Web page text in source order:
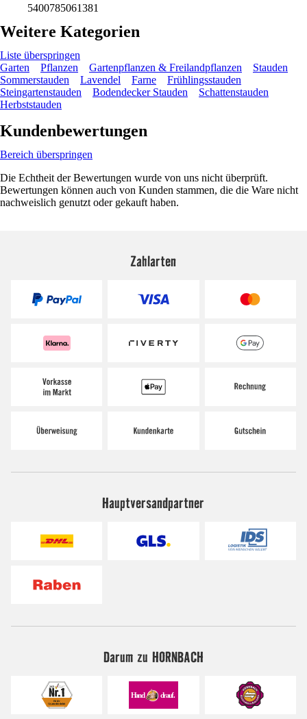
5400785061381
Weitere Kategorien
Liste überspringen
Garten
Pflanzen Gartenpflanzen & Freilandpflanzen
Stauden
Sommerstauden
Lavendel Farne
Frühlingsstauden
Steingartenstauden
Bodendecker Stauden
Schattenstauden
Herbststauden
Kundenbewertungen
Bereich überspringen
Die Echtheit der Bewertungen wurde von uns nicht überprüft.
Bewertungen können auch von Kunden stammen, die die Ware nicht
nachweislich genutzt oder gekauft haben.
Zahlarten
Hauptversandpartner
Darum zu HORNBACH